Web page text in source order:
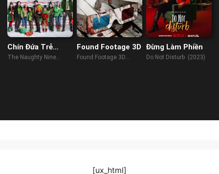
Chín Đứa Trẻ
Nghịch Ngợm
The Naughty Nine
Found Footage 3D
Found Footage 3D
Đừng Làm Phiền
Do Not Disturb (2023)